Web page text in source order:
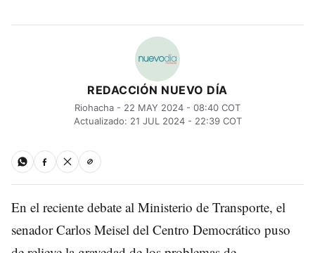
REDACCIÓN NUEVO DÍA
Riohacha - 22 MAY 2024 - 08:40 COT
Actualizado: 21 JUL 2024 - 22:39 COT
En el reciente debate al Ministerio de Transporte, el
senador Carlos Meisel del Centro Democrático puso